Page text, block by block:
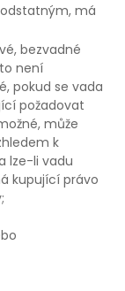
má
bezvadné
není
pokud se vada
požadovat
může
k
lze-li vadu
kupující právo